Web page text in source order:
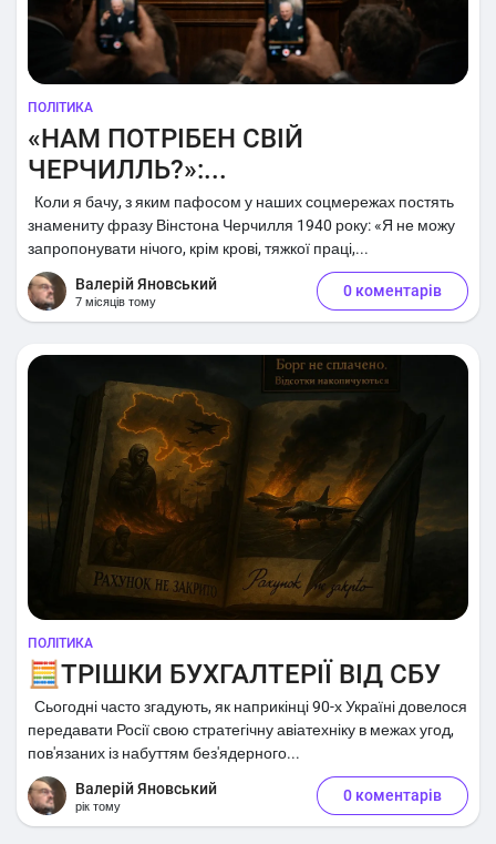
ПОЛІТИКА
«НАМ ПОТРІБЕН СВІЙ
ЧЕРЧИЛЛЬ?»:...
Коли я бачу, з яким пафосом у наших соцмережах постять
знамениту фразу Вінстона Черчилля 1940 року: «Я не можу
запропонувати нічого, крім крові, тяжкої праці,...
Валерій Яновський
7 місяців тому
0 коментарів
ПОЛІТИКА
🧮ТРІШКИ БУХГАЛТЕРІЇ ВІД СБУ
Сьогодні часто згадують, як наприкінці 90-х Україні довелося
передавати Росії свою стратегічну авіатехніку в межах угод,
пов'язаних із набуттям без'ядерного...
Валерій Яновський
рік тому
0 коментарів